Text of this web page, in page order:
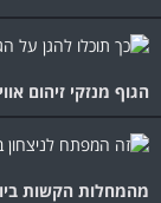
הגוף מנזקי זיהום
מהמחלות הקשות